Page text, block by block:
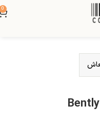
0
ترانسمیتر ویبریشن مدل Bently